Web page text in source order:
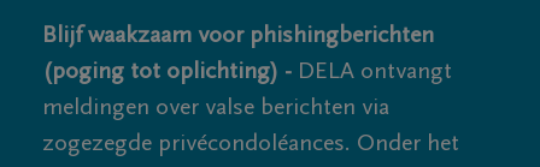
Blijf waakzaam voor phishingberichten
(poging tot oplichting) - DELA ontvangt
meldingen over valse berichten via
zogezegde privécondoléances. Onder het